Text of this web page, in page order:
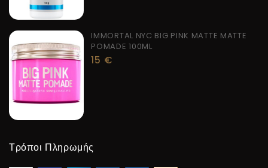
IMMORTAL NYC BIG PINK MATTE MATTE
POMADE 100ML
15 €
Τρόποι Πληρωμής